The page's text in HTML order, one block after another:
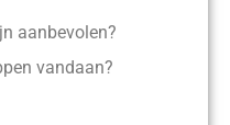
aanbevolen?
vandaan?